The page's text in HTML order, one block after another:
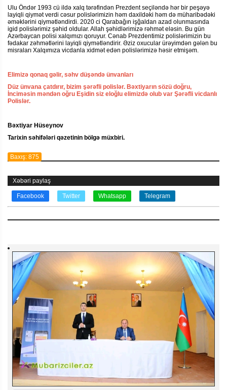
Ulu Öndər 1993 cü ildə xalq tərəfindən Prezdent seçiləndə hər bir peşəyə
layiqli qiymət verdi cəsur polislərimizin həm daxildəki həm də müharibədəki
əməklərini qiymətləndirdi. 2020 ci Qarabağın işğaldan azad olunmasında
igid polislərimiz şəhid oldular. Allah şəhidlərimizə rəhmət eləsin. Bu gün
Azərbaycan polisi xalqımızı qoruyur. Cənab Prezdentimiz polislərimizin bu
fədakar zəhmətlərini layiqli qiymətləndirir. Əziz oxucular ürəyimdən gələn bu
misraları Xalqımıza vicdanla xidmət edən polislərimizə həsir etmişəm.
Elimizə qonaq gəlir, səhv düşəndə ünvanları
Düz ünvana çatdırır, bizim şərəfli polislər. Bəxtiyarın sözü doğru,
İnciməsin məndən oğru Eşidin siz eloğlu elimizdə olub var Şərəfli vicdanlı
Polislər.
Bəxtiyar Hüseynov
Tarixin səhifələri qəzetinin bölgə müxbiri.
Baxış: 875
Xəbəri paylaş
Facebook Twitter Whatsapp Telegram